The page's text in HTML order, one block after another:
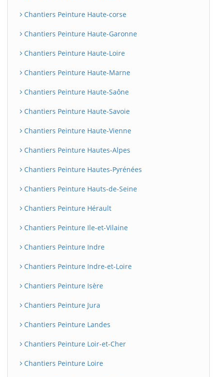
Chantiers Peinture Haute-corse
Chantiers Peinture Haute-Garonne
Chantiers Peinture Haute-Loire
Chantiers Peinture Haute-Marne
Chantiers Peinture Haute-Saône
Chantiers Peinture Haute-Savoie
Chantiers Peinture Haute-Vienne
Chantiers Peinture Hautes-Alpes
Chantiers Peinture Hautes-Pyrénées
Chantiers Peinture Hauts-de-Seine
Chantiers Peinture Hérault
Chantiers Peinture Ile-et-Vilaine
Chantiers Peinture Indre
Chantiers Peinture Indre-et-Loire
Chantiers Peinture Isère
Chantiers Peinture Jura
Chantiers Peinture Landes
Chantiers Peinture Loir-et-Cher
Chantiers Peinture Loire